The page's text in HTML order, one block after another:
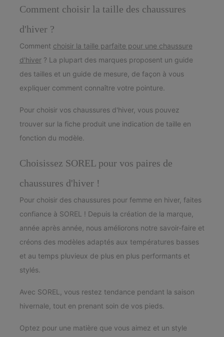
Comment choisir la taille des chaussures
d'hiver ?
Comment choisir la taille parfaite pour une chaussure
d'hiver? La plupart des marques proposent un guide
des tailles et un guide de mesure, de façon à vous
expliquer comment connaître votre pointure.
Pour choisir vos chaussures d'hiver, vous pouvez
trouver sur la fiche produit une indication de taille en
fonction du modèle.
Choisissez SOREL pour vos paires de
chaussures d'hiver !
Pour choisir des chaussures pour femme en hiver, faites
confiance à SOREL ! Depuis la création de la marque,
année après année, nous améliorons notre savoir-faire et
créons des modèles adaptés aux températures basses
et au temps pluvieux de plus en plus performants et
stylés.
Avec SOREL, vous restez tendance pendant la saison
hivernale, tout en prenant soin de vos pieds.
Optez pour une matière que vous aimez et un style